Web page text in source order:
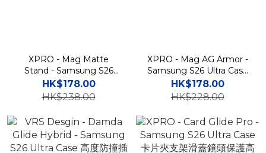
XPRO - Mag Matte
Stand - Samsung S26
Ultra Case 高度防撞磨砂磁
吸旋轉支架手機保護殼 A57
HK$178.00
HK$238.00
XPRO - Mag AG Armor -
Samsung S26 Ultra Case
磨砂防撞磁吸支架手機保護
殼 A56
HK$178.00
HK$228.00